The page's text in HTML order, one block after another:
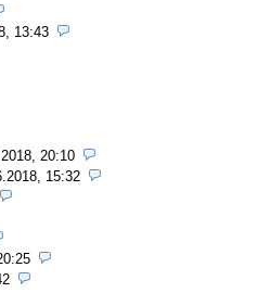
13:43
20:10
15:32